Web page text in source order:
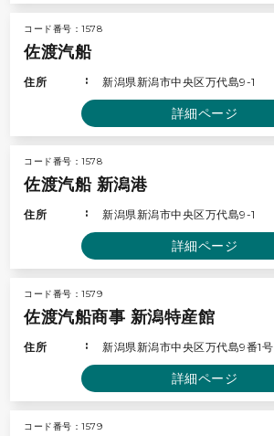
コード番号：1578
佐渡汽船
住所 新潟県新潟市中央区万代島9-1
詳細ページ
コード番号：1578
佐渡汽船 新潟港
住所 新潟県新潟市中央区万代島9-1
詳細ページ
コード番号：1579
佐渡汽船商事 新潟特産館
住所 新潟県新潟市中央区万代島9番1号
詳細ページ
コード番号：1579